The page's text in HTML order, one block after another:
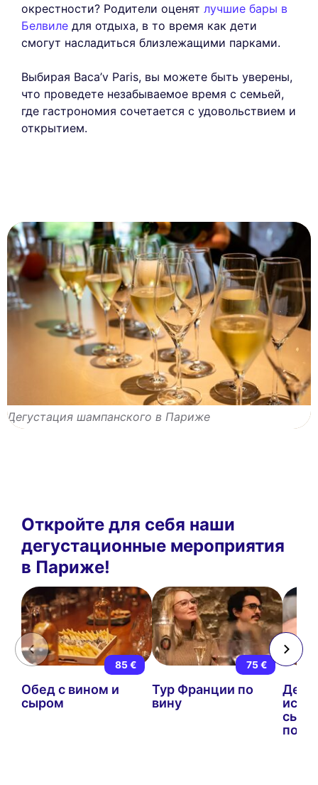
окрестности? Родители оценят лучшие бары в
Белвиле для отдыха, в то время как дети
смогут насладиться близлежащими парками.
Выбирая Baca’v Paris, вы можете быть уверены,
что проведете незабываемое время с семьей,
где гастрономия сочетается с удовольствием и
открытием.
Дегустация шампанского в Париже
Откройте для себя наши
дегустационные мероприятия
в Париже!
85 €
Обед с вином и
сыром
75 €
Тур Франции по
вину